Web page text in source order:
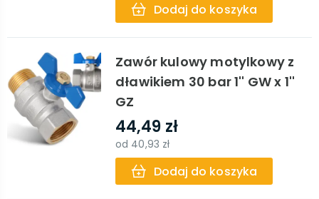
Dodaj do koszyka
Zawór kulowy motylkowy z
dławikiem 30 bar 1'' GW x 1''
GZ
44,49 zł
od 40,93 zł
Dodaj do koszyka